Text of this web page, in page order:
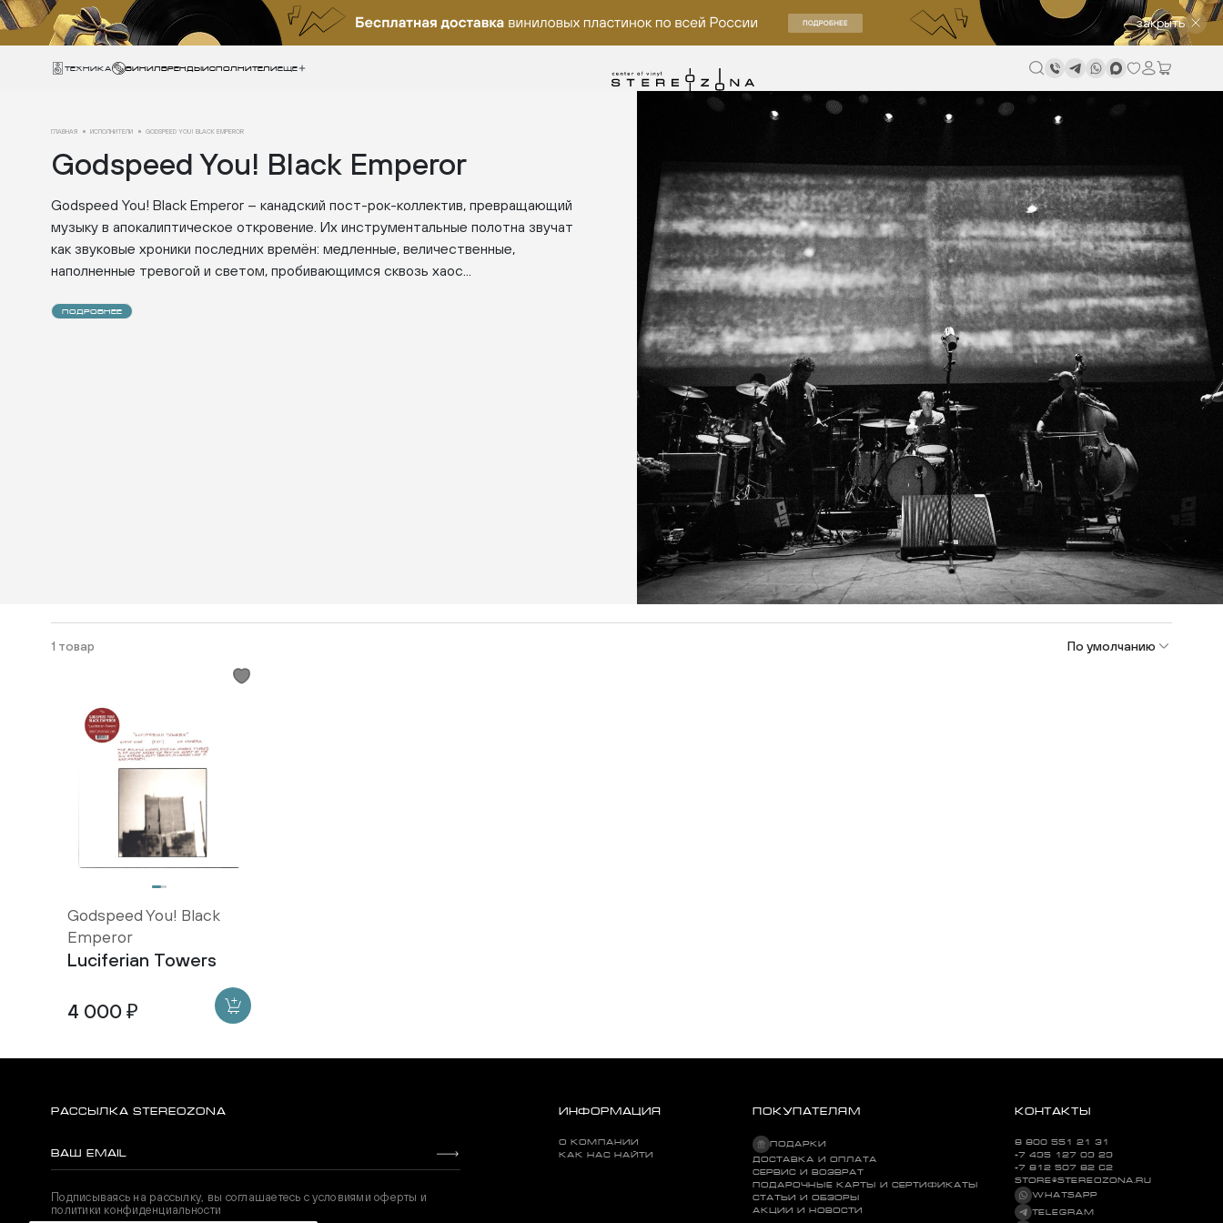
закрыть
Техника ВИНИЛБРЕНДЫИСПОЛНИТЕЛИЕще
ГЛАВНАЯ ИСПОЛНИТЕЛИ GODSPEED YOU! BLACK EMPEROR
Godspeed You! Black Emperor
Godspeed You! Black Emperor – канадский пост-рок-коллектив, превращающий
музыку в апокалиптическое откровение. Их инструментальные полотна звучат
как звуковые хроники последних времён: медленные, величественные,
наполненные тревогой и светом, пробивающимся сквозь хаос...
ПОДРОБНЕЕ
1 товар По умолчанию
Godspeed You! Black
Emperor
Luciferian Towers
4 000 ₽
РАССЫЛКА STEREOZONA
Подписываясь на рассылку, вы соглашаетесь с условиями оферты и
политики конфиденциальности
ИНФОРМАЦИЯ
О КОМПАНИИ
КАК НАС НАЙТИ
ПОКУПАТЕЛЯМ
ПОДАРКИ
ДОСТАВКА И ОПЛАТА
СЕРВИС И ВОЗВРАТ
ПОДАРОЧНЫЕ КАРТЫ И СЕРТИФИКАТЫ
СТАТЬИ И ОБЗОРЫ
АКЦИИ И НОВОСТИ
КОНТАКТЫ
8 800 551 21 31
+7 495 127 09 29
+7 812 507 82 62
STORE@STEREOZONA.RU
WHATSAPP
TELEGRAM